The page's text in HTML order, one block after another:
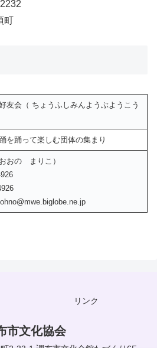
町
友会（ ちょうふしみんようぶようこう
を踊って楽しむ団体の集まり
おの まりこ）
リンク
市文化協会